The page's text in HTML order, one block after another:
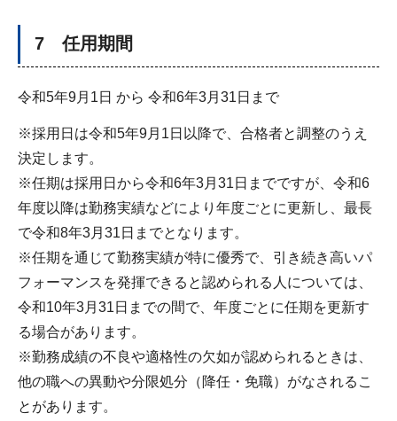
7 任用期間
令和5年9月1日 から 令和6年3月31日まで
※採用日は令和5年9月1日以降で、合格者と調整のうえ
決定します。
※任期は採用日から令和6年3月31日までですが、令和6
年度以降は勤務実績などにより年度ごとに更新し、最長
で令和8年3月31日までとなります。
※任期を通じて勤務実績が特に優秀で、引き続き高いパ
フォーマンスを発揮できると認められる人については、
令和10年3月31日までの間で、年度ごとに任期を更新す
る場合があります。
※勤務成績の不良や適格性の欠如が認められるときは、
他の職への異動や分限処分（降任・免職）がなされるこ
とがあります。